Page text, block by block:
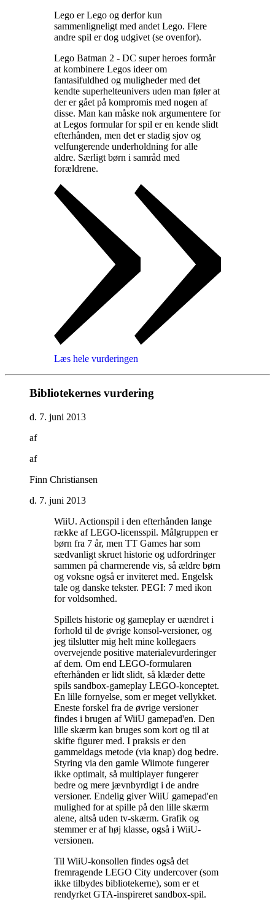
Lego er Lego og derfor kun
sammenligneligt med andet Lego. Flere
andre spil er dog udgivet (se ovenfor).
Lego Batman 2 - DC super heroes formår
at kombinere Legos ideer om
fantasifuldhed og muligheder med det
kendte superhelteunivers uden man føler at
der er gået på kompromis med nogen af
disse. Man kan måske nok argumentere for
at Legos formular for spil er en kende slidt
efterhånden, men det er stadig sjov og
velfungerende underholdning for alle
aldre. Særligt børn i samråd med
forældrene.
Læs hele vurderingen
Bibliotekernes vurdering
d. 7. juni 2013
af
af
Finn Christiansen
d. 7. juni 2013
WiiU. Actionspil i den efterhånden lange
række af LEGO-licensspil. Målgruppen er
børn fra 7 år, men TT Games har som
sædvanligt skruet historie og udfordringer
sammen på charmerende vis, så ældre børn
og voksne også er inviteret med. Engelsk
tale og danske tekster. PEGI: 7 med ikon
for voldsomhed.
Spillets historie og gameplay er uændret i
forhold til de øvrige konsol-versioner, og
jeg tilslutter mig helt mine kollegaers
overvejende positive materialevurderinger
af dem. Om end LEGO-formularen
efterhånden er lidt slidt, så klæder dette
spils sandbox-gameplay LEGO-konceptet.
En lille fornyelse, som er meget vellykket.
Eneste forskel fra de øvrige versioner
findes i brugen af WiiU gamepad'en. Den
lille skærm kan bruges som kort og til at
skifte figurer med. I praksis er den
gammeldags metode (via knap) dog bedre.
Styring via den gamle Wiimote fungerer
ikke optimalt, så multiplayer fungerer
bedre og mere jævnbyrdigt i de andre
versioner. Endelig giver WiiU gamepad'en
mulighed for at spille på den lille skærm
alene, altså uden tv-skærm. Grafik og
stemmer er af høj klasse, også i WiiU-
versionen.
Til WiiU-konsollen findes også det
fremragende LEGO City undercover (som
ikke tilbydes bibliotekerne), som er et
rendyrket GTA-inspireret sandbox-spil.